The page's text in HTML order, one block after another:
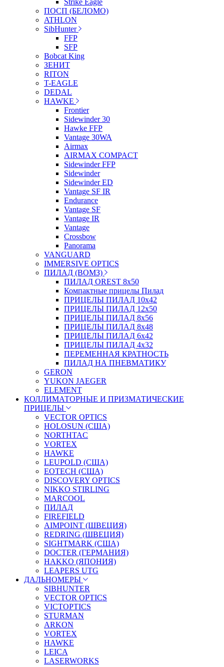
Strike Eagle
ПОСП (БЕЛОМО)
ATHLON
SibHunter
FFP
SFP
Bobcat King
ЗЕНИТ
RITON
T-EAGLE
DEDAL
HAWKE
Frontier
Sidewinder 30
Hawke FFP
Vantage 30WA
Airmax
AIRMAX COMPACT
Sidewinder FFP
Sidewinder
Sidewinder ED
Vantage SF IR
Endurance
Vantage SF
Vantage IR
Vantage
Crossbow
Panorama
VANGUARD
IMMERSIVE OPTICS
ПИЛАД (ВОМЗ)
ПИЛАД OREST 8х50
Компактные прицелы Пилад
ПРИЦЕЛЫ ПИЛАД 10х42
ПРИЦЕЛЫ ПИЛАД 12х50
ПРИЦЕЛЫ ПИЛАД 8х56
ПРИЦЕЛЫ ПИЛАД 8х48
ПРИЦЕЛЫ ПИЛАД 6х42
ПРИЦЕЛЫ ПИЛАД 4х32
ПЕРЕМЕННАЯ КРАТНОСТЬ
ПИЛАД НА ПНЕВМАТИКУ
GERON
YUKON JAEGER
ELEMENT
КОЛЛИМАТОРНЫЕ И ПРИЗМАТИЧЕСКИЕ
ПРИЦЕЛЫ
VECTOR OPTICS
HOLOSUN (США)
NORTHTAC
VORTEX
HAWKE
LEUPOLD (США)
EOTECH (США)
DISCOVERY OPTICS
NIKKO STIRLING
MARCOOL
ПИЛАД
FIREFIELD
AIMPOINT (ШВЕЦИЯ)
REDRING (ШВЕЦИЯ)
SIGHTMARK (США)
DOCTER (ГЕРМАНИЯ)
HAKKO (ЯПОНИЯ)
LEAPERS UTG
ДАЛЬНОМЕРЫ
SIBHUNTER
VECTOR OPTICS
VICTOPTICS
STURMAN
ARKON
VORTEX
HAWKE
LEICA
LASERWORKS